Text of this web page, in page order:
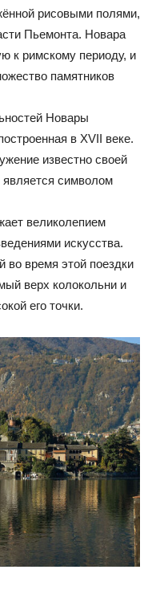
рисовыми полями,
Пьемонта. Новара
к римскому периоду, и
памятников
Новары
в XVII веке.
известно своей
является символом
великолепием
искусства.
время этой поездки
верх колокольни и
его точки.